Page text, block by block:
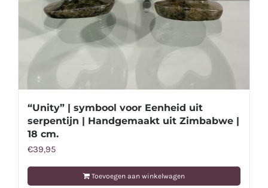
“Unity” | symbool voor Eenheid uit
serpentijn | Handgemaakt uit Zimbabwe |
18 cm.
€39,95
Toevoegen aan winkelwagen